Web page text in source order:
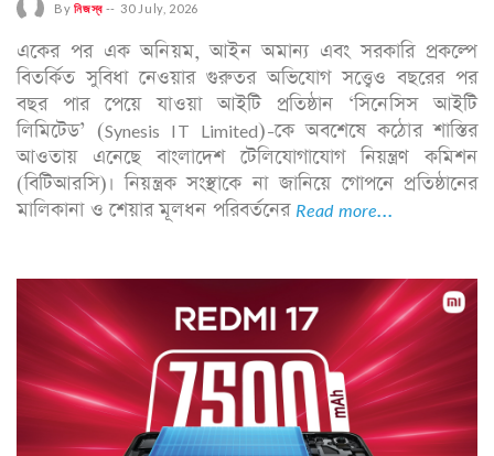
Byনিজস্ব-- 30 July, 2026
একের পর এক অনিয়ম, আইন অমান্য এবং সরকারি প্রকল্পে
বিতর্কিত সুবিধা নেওয়ার গুরুতর অভিযোগ সত্ত্বেও বছরের পর
বছর পার পেয়ে যাওয়া আইটি প্রতিষ্ঠান ‘সিনেসিস আইটি
লিমিটেড’ (Synesis IT Limited)-কে অবশেষে কঠোর শাস্তির
আওতায় এনেছে বাংলাদেশ টেলিযোগাযোগ নিয়ন্ত্রণ কমিশন
(বিটিআরসি)। নিয়ন্ত্রক সংস্থাকে না জানিয়ে গোপনে প্রতিষ্ঠানের
মালিকানা ও শেয়ার মূলধন পরিবর্তনের Read more...